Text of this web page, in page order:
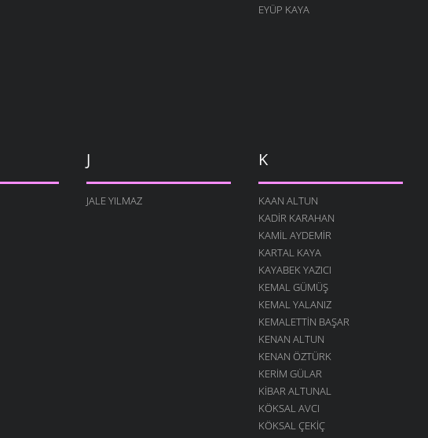
EYÜP KAYA
J
JALE YILMAZ
K
KAAN ALTUN
KADIR KARAHAN
KAMIL AYDEMIR
KARTAL KAYA
KAYABEK YAZICI
KEMAL GÜMÜŞ
KEMAL YALANIZ
KEMALETTIN BAŞAR
KENAN ALTUN
KENAN ÖZTÜRK
KERIM GÜLAR
KIBAR ALTUNAL
KÖKSAL AVCI
KÖKSAL ÇEKIÇ